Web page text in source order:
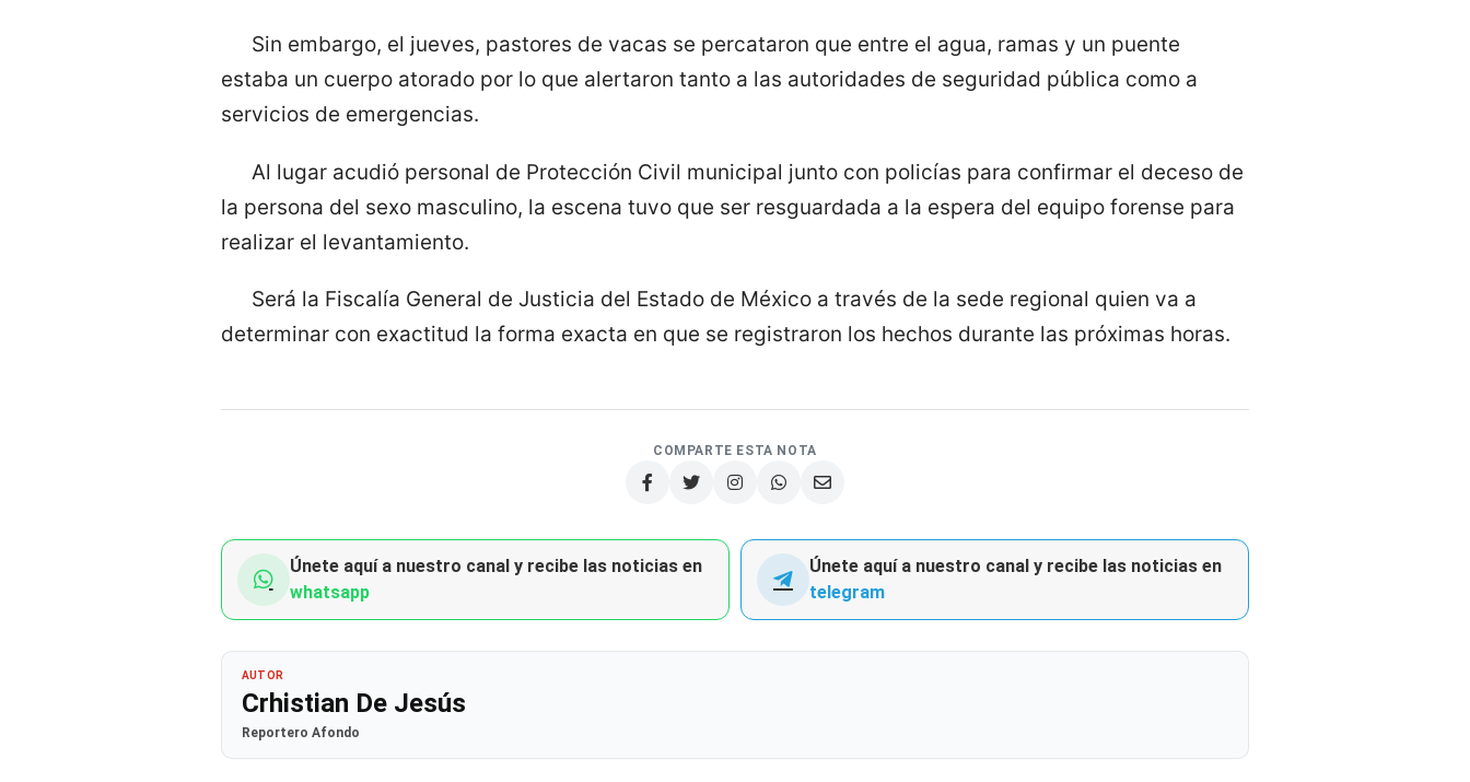
Sin embargo, el jueves, pastores de vacas se percataron que entre el agua, ramas y un puente
estaba un cuerpo atorado por lo que alertaron tanto a las autoridades de seguridad pública como a
servicios de emergencias.
Al lugar acudió personal de Protección Civil municipal junto con policías para confirmar el deceso de
la persona del sexo masculino, la escena tuvo que ser resguardada a la espera del equipo forense para
realizar el levantamiento.
Será la Fiscalía General de Justicia del Estado de México a través de la sede regional quien va a
determinar con exactitud la forma exacta en que se registraron los hechos durante las próximas horas.
COMPARTE ESTA NOTA
Únete aquí a nuestro canal y recibe las noticias en
whatsapp
Únete aquí a nuestro canal y recibe las noticias en
telegram
AUTOR
Crhistian De Jesús
Reportero Afondo